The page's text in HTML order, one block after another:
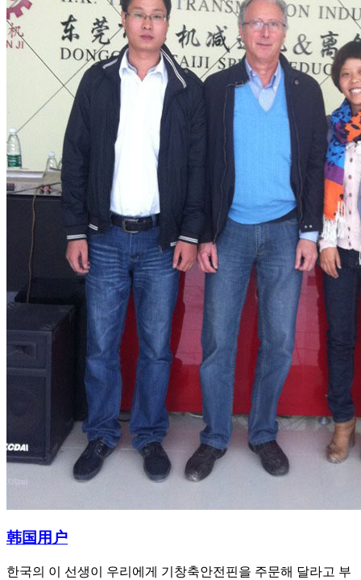
韩国用户
한국의 이 선생이 우리에게 기창축안전핀을 주문해 달라고 부